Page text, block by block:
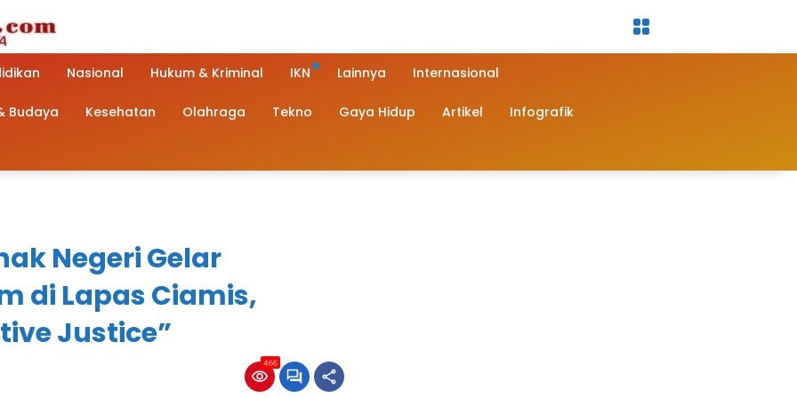
Nasional Hukum & Kriminal IKN Lainnya Internasional
Budaya Kesehatan Olahraga Tekno Gaya Hidup Artikel Infografik
Negeri Gelar
di Lapas Ciamis,
Justice”
466